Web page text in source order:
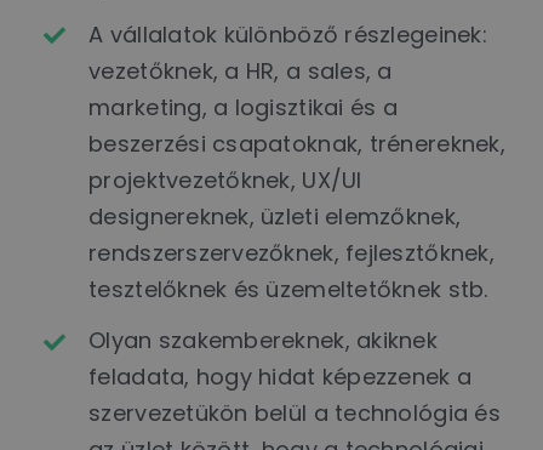
A vállalatok különböző részlegeinek:
vezetőknek, a HR, a sales, a
marketing, a logisztikai és a
beszerzési csapatoknak, trénereknek,
projektvezetőknek, UX/UI
designereknek, üzleti elemzőknek,
rendszerszervezőknek, fejlesztőknek,
tesztelőknek és üzemeltetőknek stb.
Olyan szakembereknek, akiknek
feladata, hogy hidat képezzenek a
szervezetükön belül a technológia és